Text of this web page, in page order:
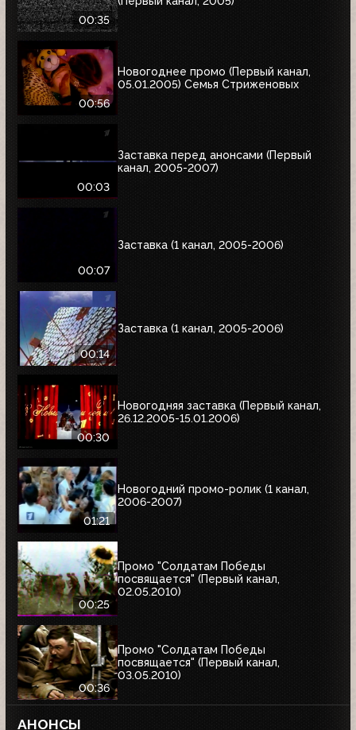
00:35
00:56
Новогоднее промо (Первый канал,
05.01.2005) Семья Стриженовых
00:03
Заставка перед анонсами (Первый
канал, 2005-2007)
00:07
Заставка (1 канал, 2005-2006)
00:14
Заставка (1 канал, 2005-2006)
00:30
Новогодняя заставка (Первый канал,
26.12.2005-15.01.2006)
01:21
Новогодний промо-ролик (1 канал,
2006-2007)
00:25
Промо "Солдатам Победы
посвящается" (Первый канал,
02.05.2010)
00:36
Промо "Солдатам Победы
посвящается" (Первый канал,
03.05.2010)
АНОНСЫ